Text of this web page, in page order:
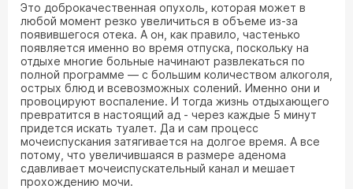
Это доброкачественная опухоль, которая может в
любой момент резко увеличиться в объеме из-за
появившегося отека. А он, как правило, частенько
появляется именно во время отпуска, поскольку на
отдыхе многие больные начинают развлекаться по
полной программе — с большим количеством алкоголя,
острых блюд и всевозможных солений. Именно они и
провоцируют воспаление. И тогда жизнь отдыхающего
превратится в настоящий ад - через каждые 5 минут
придется искать туалет. Да и сам процесс
мочеиспускания затягивается на долгое время. А все
потому, что увеличившаяся в размере аденома
сдавливает мочеиспускательный канал и мешает
прохождению мочи.